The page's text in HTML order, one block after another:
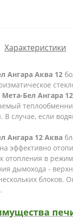
Характеристики
Ангара Аква 12
Мета-Бел Ангара
случае, если
Ангара 12 Аква
эффективно
отопления в
дымохода -